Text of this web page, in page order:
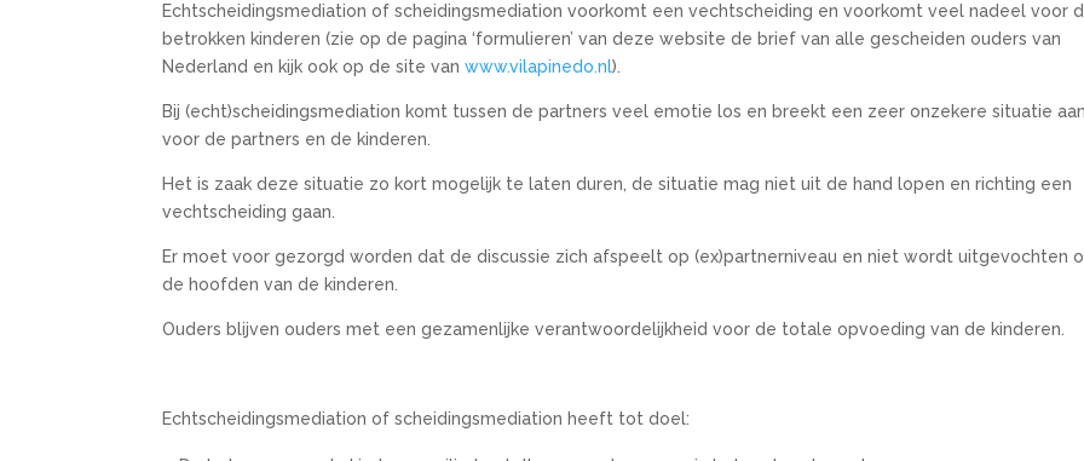
Echtscheidingsmediation of scheidingsmediation voorkomt een vechtscheiding en voorkomt veel nadeel voor
betrokken kinderen (zie op de pagina ‘formulieren’ van deze website de brief van alle gescheiden ouders van
Nederland en kijk ook op de site vanwww.vilapinedo.nl).
Bij (echt)scheidingsmediation komt tussen de partners veel emotie los en breekt een zeer onzekere situatie aan
voor de partners en de kinderen.
Het is zaak deze situatie zo kort mogelijk te laten duren, de situatie mag niet uit de hand lopen en richting een
vechtscheiding gaan.
Er moet voor gezorgd worden dat de discussie zich afspeelt op (ex)partnerniveau en niet wordt uitgevochten
de hoofden van de kinderen.
Ouders blijven ouders met een gezamenlijke verantwoordelijkheid voor de totale opvoeding van de kinderen.
Echtscheidingsmediation of scheidingsmediation heeft tot doel: